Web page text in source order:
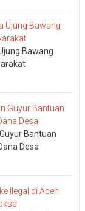
Bawang
Bantuan
Desa